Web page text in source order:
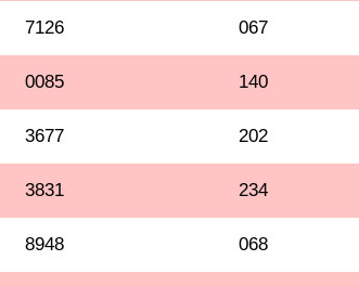
7126 067
0085 140
3677 202
3831 234
8948 068